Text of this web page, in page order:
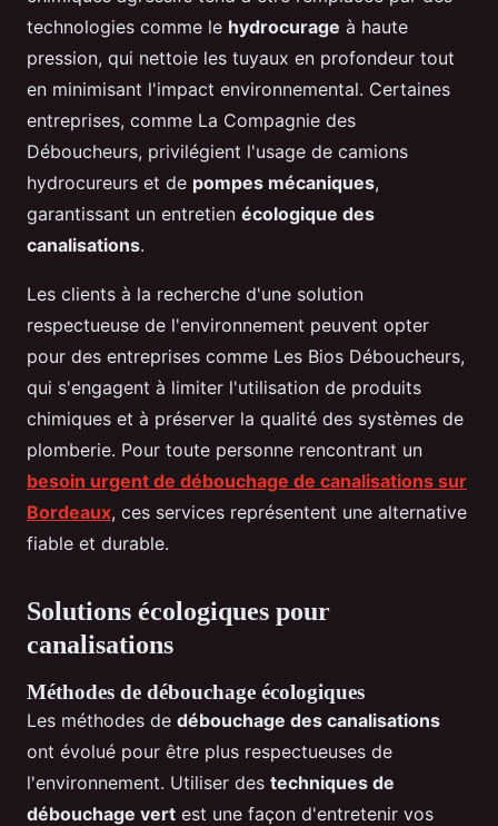
technologies comme le hydrocurage à haute
pression, qui nettoie les tuyaux en profondeur tout
en minimisant l'impact environnemental. Certaines
entreprises, comme La Compagnie des
Déboucheurs, privilégient l'usage de camions
hydrocureurs et de pompes mécaniques,
garantissant un entretien écologique des
canalisations.
Les clients à la recherche d'une solution
respectueuse de l'environnement peuvent opter
pour des entreprises comme Les Bios Déboucheurs,
qui s'engagent à limiter l'utilisation de produits
chimiques et à préserver la qualité des systèmes de
plomberie. Pour toute personne rencontrant un
besoin urgent de débouchage de canalisations sur
Bordeaux, ces services représentent une alternative
fiable et durable.
Solutions écologiques pour
canalisations
Méthodes de débouchage écologiques
Les méthodes de débouchage des canalisations
ont évolué pour être plus respectueuses de
l'environnement. Utiliser des techniques de
débouchage vert est une façon d'entretenir vos